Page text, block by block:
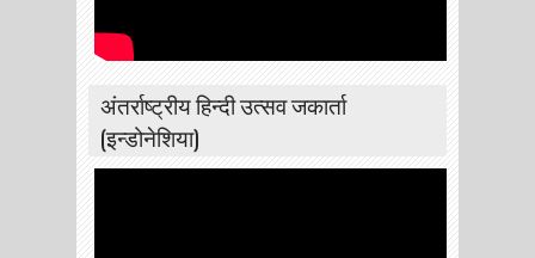
अंतर्राष्ट्रीय हिन्दी उत्सव जकार्ता
(इन्डोनेशिया)